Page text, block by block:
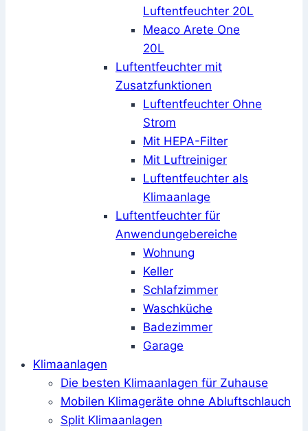
Luftentfeuchter 20L
Meaco Arete One
20L
Luftentfeuchter mit
Zusatzfunktionen
Luftentfeuchter Ohne
Strom
Mit HEPA-Filter
Mit Luftreiniger
Luftentfeuchter als
Klimaanlage
Luftentfeuchter für
Anwendungebereiche
Wohnung
Keller
Schlafzimmer
Waschküche
Badezimmer
Garage
Klimaanlagen
Die besten Klimaanlagen für Zuhause
Mobilen Klimageräte ohne Abluftschlauch
Split Klimaanlagen